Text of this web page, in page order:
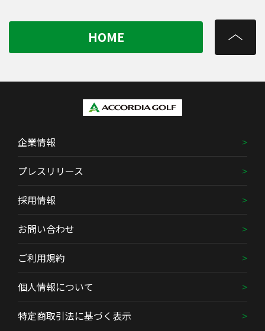
HOME
企業情報
プレスリリース
採用情報
お問い合わせ
ご利用規約
個人情報について
特定商取引法に基づく表示